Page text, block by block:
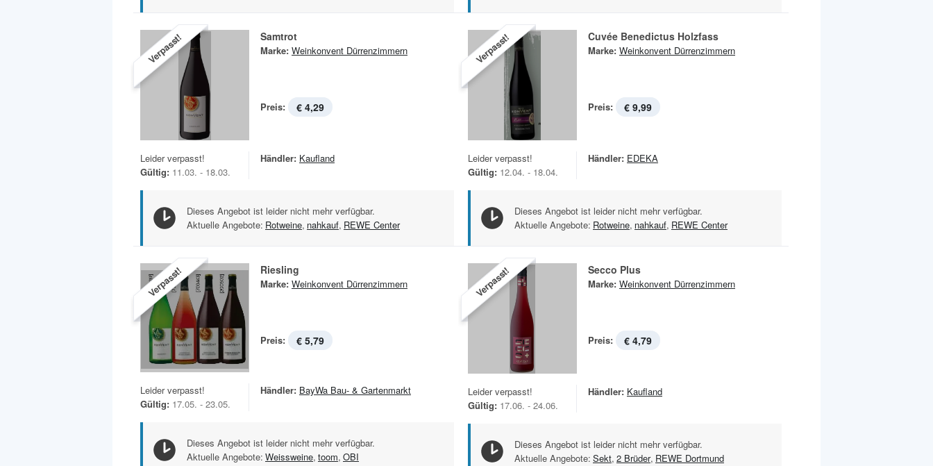
Verpasst! Samtrot
Marke: Weinkonvent Dürrenzimmern
Preis: € 4,29
Leider verpasst!
Gültig: 11.03. - 18.03.
Händler: Kaufland
Dieses Angebot ist leider nicht mehr verfügbar.
Aktuelle Angebote: Rotweine, nahkauf, REWE Center
Verpasst! Cuvée Benedictus Holzfass
Marke: Weinkonvent Dürrenzimmern
Preis: € 9,99
Leider verpasst!
Gültig: 12.04. - 18.04.
Händler: EDEKA
Dieses Angebot ist leider nicht mehr verfügbar.
Aktuelle Angebote: Rotweine, nahkauf, REWE Center
Verpasst! Riesling
Marke: Weinkonvent Dürrenzimmern
Preis: € 5,79
Leider verpasst!
Gültig: 17.05. - 23.05.
Händler: BayWa Bau- & Gartenmarkt
Dieses Angebot ist leider nicht mehr verfügbar.
Aktuelle Angebote: Weissweine, toom, OBI
Verpasst! Secco Plus
Marke: Weinkonvent Dürrenzimmern
Preis: € 4,79
Leider verpasst!
Gültig: 17.06. - 24.06.
Händler: Kaufland
Dieses Angebot ist leider nicht mehr verfügbar.
Aktuelle Angebote: Sekt, 2 Brüder, REWE Dortmund